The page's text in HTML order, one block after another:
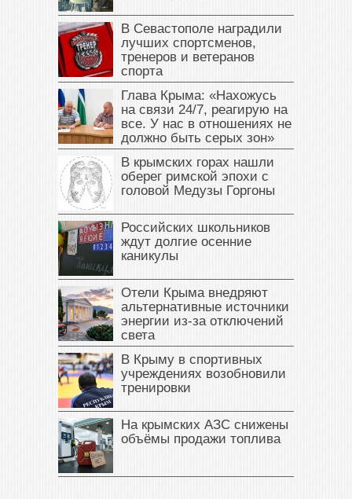
В Севастополе наградили
лучших спортсменов,
тренеров и ветеранов
спорта
Глава Крыма: «Нахожусь
на связи 24/7, реагирую на
все. У нас в отношениях не
должно быть серых зон»
В крымских горах нашли
оберег римской эпохи с
головой Медузы Горгоны
Российских школьников
ждут долгие осенние
каникулы
Отели Крыма внедряют
альтернативные источники
энергии из-за отключений
света
В Крыму в спортивных
учреждениях возобновили
тренировки
На крымских АЗС снижены
объёмы продажи топлива